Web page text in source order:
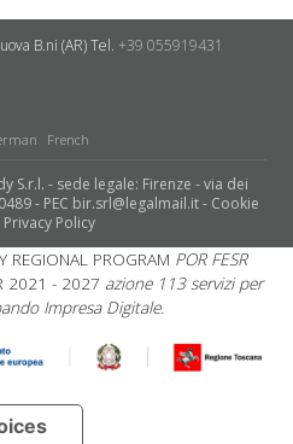
B.ni (AR)Tel. +39 055919431
French
S.r.l. - sede legale: Firenze - via dei
- PEC bir.srl@legalmail.it - Cookie
Privacy Policy
PROGRAM POR FESR
2021 - 2027 azione 113 servizi per
Impresa Digitale.